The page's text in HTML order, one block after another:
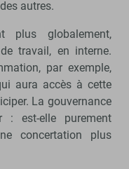
autres.
plus globalement,
travail, en interne.
par exemple,
aura accès à cette
La gouvernance
: est-elle purement
concertation plus